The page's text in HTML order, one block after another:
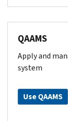
QAAMS
Apply and
system
Use QAAMS